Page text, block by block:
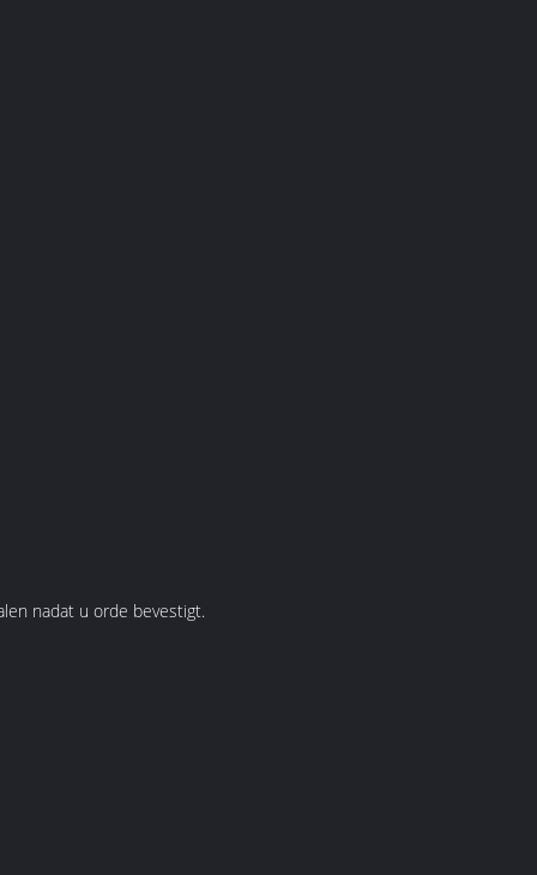
nadat u orde bevestigt.